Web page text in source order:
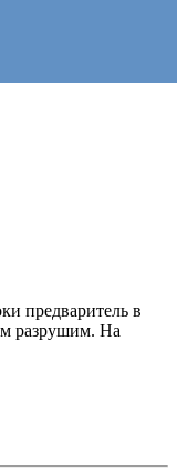
предваритель в
разрушим. На